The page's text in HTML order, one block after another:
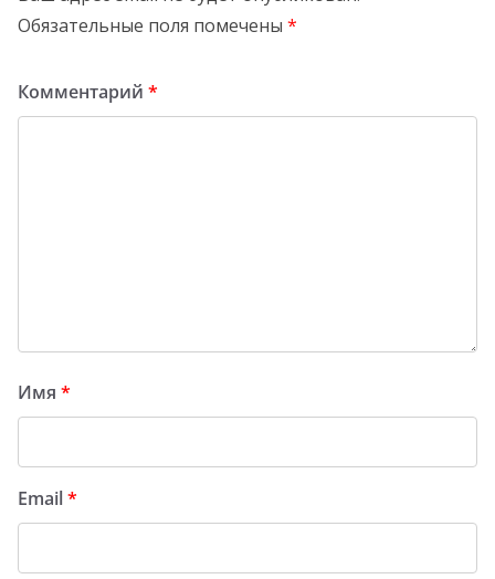
Обязательные поля помечены *
Комментарий *
Имя *
Email*